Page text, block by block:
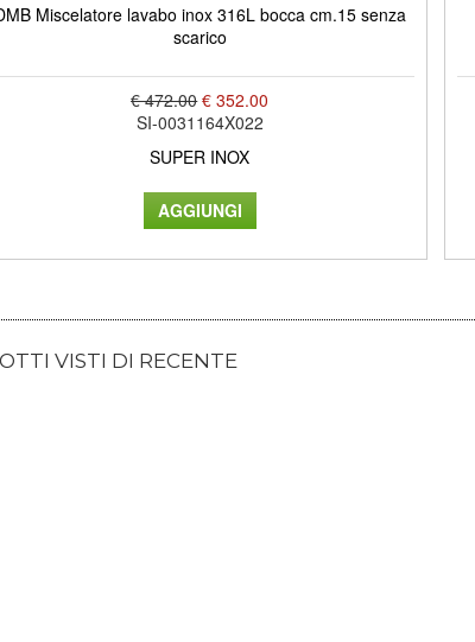
Miscelatore lavabo inox 316L bocca cm.15 senza
scarico
€ 472.00 € 352.00
SI-0031164X022
SUPER INOX
VISTI DI RECENTE